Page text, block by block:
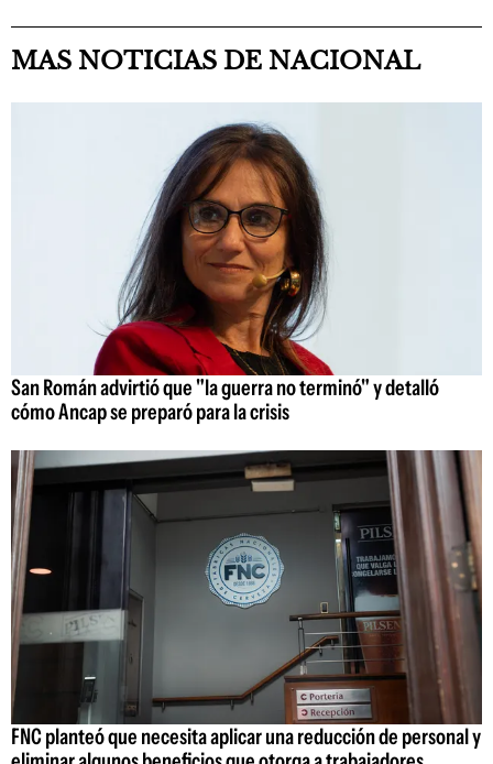
MAS NOTICIAS DE NACIONAL
San Román advirtió que "la guerra no terminó" y detalló
cómo Ancap se preparó para la crisis
FNC planteó que necesita aplicar una reducción de personal y